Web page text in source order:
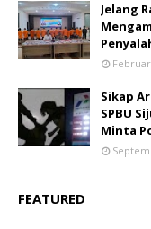
Jelang
Sikap
SPBU
Minta
FEATURED